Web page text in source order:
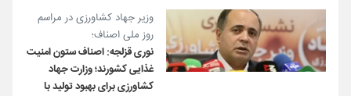
وزیر جهاد کشاورزی در مراسم
روز ملی اصناف؛
نوری قزلجه: اصناف ستون امنیت
غذایی کشورند؛ وزارت جهاد
کشاورزی برای بهبود تولید با